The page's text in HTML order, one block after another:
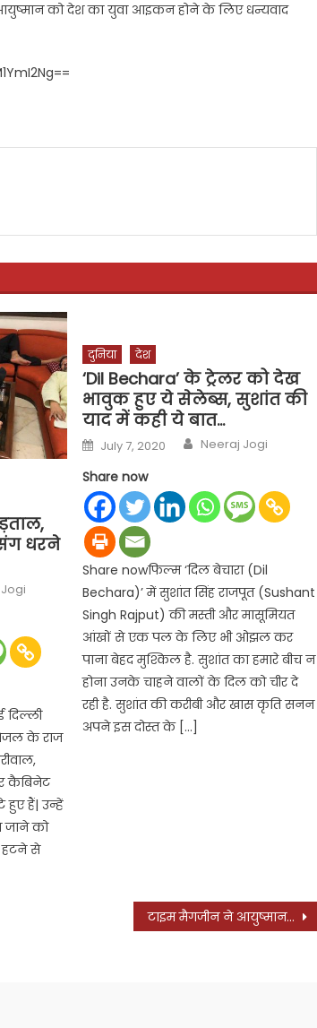
को देश का युवा आइकन होने के लिए धन्यवाद
धरने
दिल्ली
के राज
कैबिनेट
हुए हैं| उन्हें
जाने को
हटने से
दुनिया देश
‘Dil Bechara’ के ट्रेलर को देख
भावुक हुए ये सेलेब्स, सुशांत की
याद में कही ये बात…
Posted
on
July 7, 2020 Author
Neeraj Jogi
Share now
Share nowफिल्म ‘दिल बेचारा (Dil
Bechara)’ में सुशांत सिंह राजपूत (Sushant
Singh Rajput) की मस्ती और मासूमियत
आंखों से एक पल के लिए भी ओझल कर
पाना बेहद मुश्किल है. सुशांत का हमारे बीच न
होना उनके चाहने वालों के दिल को चीर दे
रही है. सुशांत की करीबी और खास कृति सनन
अपने इस दोस्त के […]
टाइम मैगजीन ने आयुष्मान खुराना को दिया सम्मान, 100 इंपैक्ट अवॉर्ड के लिए चुना, जानिये पूरा मामला